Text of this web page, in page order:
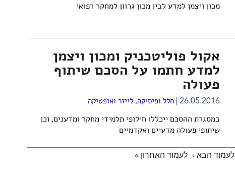
מכון ויצמן למדע לבין מכון גרוון למחקר רפואי
אקול פוליטכניק ומכון ויצמן
למדע חתמו על הסכם שיתוף
פעולה
26.05.2016 חלל ופיסיקה,לייזר ואופטיקה
במסגרת ההסכם ייכללו חילופי תלמידי מחקר ומדענים, וכן
שיתופי פעולה מדעיים ואקדמיים
לעמוד הבא › לעמוד האחרון »